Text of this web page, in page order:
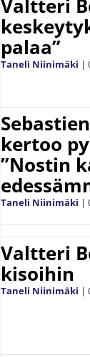
Valtteri
palaa”
Taneli Niinimäki |
kertoo
”Nostin
Taneli Niinimäki |
Valtteri
kisoihin
Taneli Niinimäki |